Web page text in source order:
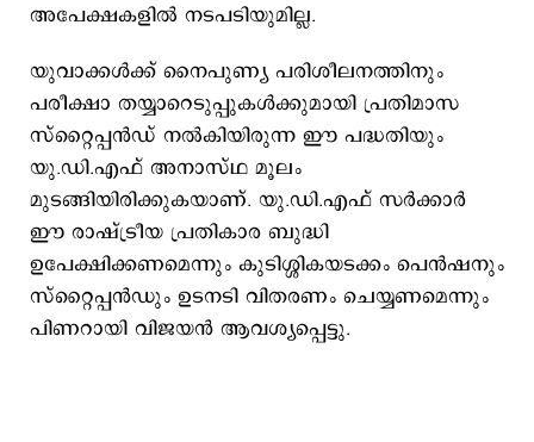
അപേക്ഷകളിൽ നടപടിയുമില്ല.
യുവാക്കൾക്ക് നൈപുണ്യ പരിശീലനത്തിനും
പരീക്ഷാ തയ്യാറെടുപ്പുകൾക്കുമായി പ്രതിമാസ
സ്റ്റൈപ്പൻഡ് നൽകിയിരുന്ന ഈ പദ്ധതിയും
യു.ഡി.എഫ് അനാസ്ഥ മൂലം
മുടങ്ങിയിരിക്കുകയാണ്. യു.ഡി.എഫ് സർക്കാർ
ഈ രാഷ്ട്രീയ പ്രതികാര ബുദ്ധി
ഉപേക്ഷിക്കണമെന്നും കുടിശ്ശികയടക്കം പെൻഷനും
സ്റ്റൈപ്പൻഡും ഉടനടി വിതരണം ചെയ്യണമെന്നും
പിണറായി വിജയൻ ആവശ്യപ്പെട്ടു.